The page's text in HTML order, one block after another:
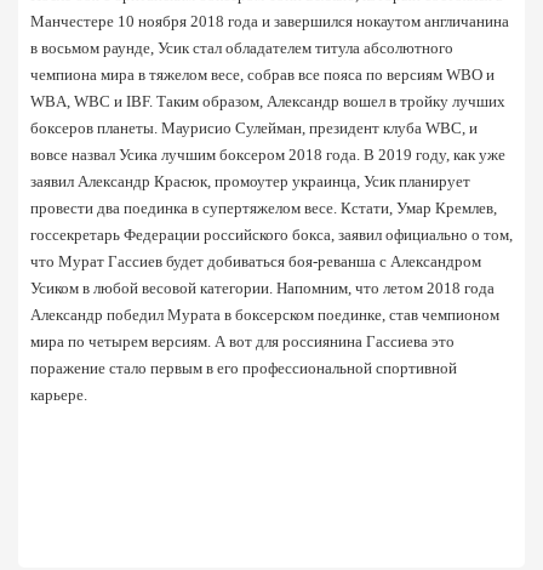
Манчестере 10 ноября 2018 года и завершился нокаутом англичанина
в восьмом раунде, Усик стал обладателем титула абсолютного
чемпиона мира в тяжелом весе, собрав все пояса по версиям WBO и
WBA, WBC и IBF. Таким образом, Александр вошел в тройку лучших
боксеров планеты. Маурисио Сулейман, президент клуба WBC, и
вовсе назвал Усика лучшим боксером 2018 года. В 2019 году, как уже
заявил Александр Красюк, промоутер украинца, Усик планирует
провести два поединка в супертяжелом весе. Кстати, Умар Кремлев,
госсекретарь Федерации российского бокса, заявил официально о том,
что Мурат Гассиев будет добиваться боя-реванша с Александром
Усиком в любой весовой категории. Напомним, что летом 2018 года
Александр победил Мурата в боксерском поединке, став чемпионом
мира по четырем версиям. А вот для россиянина Гассиева это
поражение стало первым в его профессиональной спортивной
карьере.